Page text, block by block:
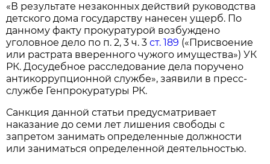
«В результате незаконных действий руководства
детского дома государству нанесен ущерб. По
данному факту прокуратурой возбуждено
уголовное дело по п. 2, 3 ч. 3ст. 189 («Присвоение
или растрата вверенного чужого имущества») УК
РК. Досудебное расследование дела поручено
антикоррупционной службе», заявили в пресс-
службе Генпрокуратуры РК.
Санкция данной статьи предусматривает
наказание до семи лет лишения свободы с
запретом занимать определенные должности
или заниматься определенной деятельностью.